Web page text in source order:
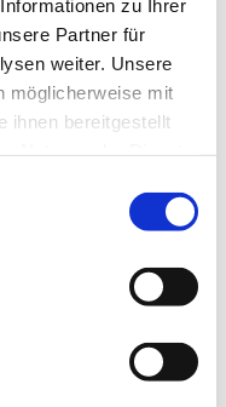
zu Ihrer
Partner für
weiter. Unsere
möglicherweise mit
ihnen bereitgestellt